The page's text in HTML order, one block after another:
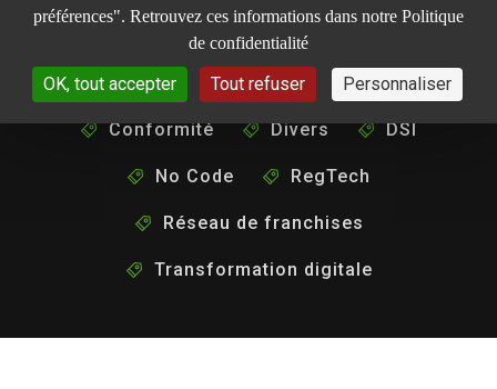
Administrations Collaboration
Conformité Divers DSI
No Code RegTech
Réseau de franchises
Transformation digitale
préférences". Retrouvez ces informations dans notre Politique
de confidentialité
OK, tout accepter Tout refuser Personnaliser